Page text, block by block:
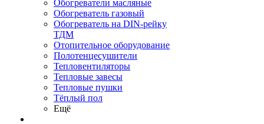
Обогреватели масляные
Обогреватель газовый
Обогреватель на DIN-рейку
ТДМ
Отопительное оборудование
Полотенцесушители
Тепловентиляторы
Тепловые завесы
Тепловые пушки
Тёплый пол
Ещё